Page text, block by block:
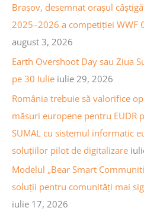
c
h
f
o
r
Brașov, desemnat orașul
2025–2026 a competiției WWF
august 3, 2026
Earth Overshoot Day sau Ziua
pe 30 Iulie iulie 29, 2026
România trebuie să valorifice
măsuri europene pentru EUDR
SUMAL cu sistemul informatic
soluțiilor pilot de digitalizare
Modelul „Bear Smart
soluții pentru comunități mai
iulie 17, 2026
t
i
c
o
l
e